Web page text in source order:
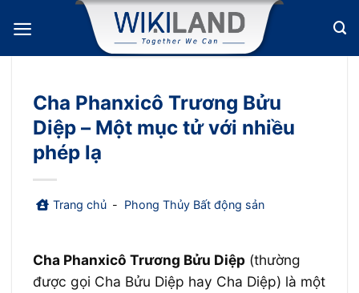
qua
nội
Cha Phanxicô Trương Bửu
Diệp – Một mục tử với nhiều
phép lạ
Trang chủ - Phong Thủy Bất động sản
Cha Phanxicô Trương Bửu Diệp(thường
được gọi Cha Bửu Diệp hay Cha Diệp) là một